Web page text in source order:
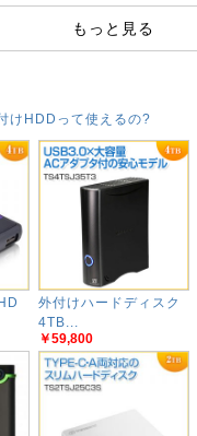
もっと見る
けHDDって使えるの?
外付けハードディスク
4TB...
￥59,800